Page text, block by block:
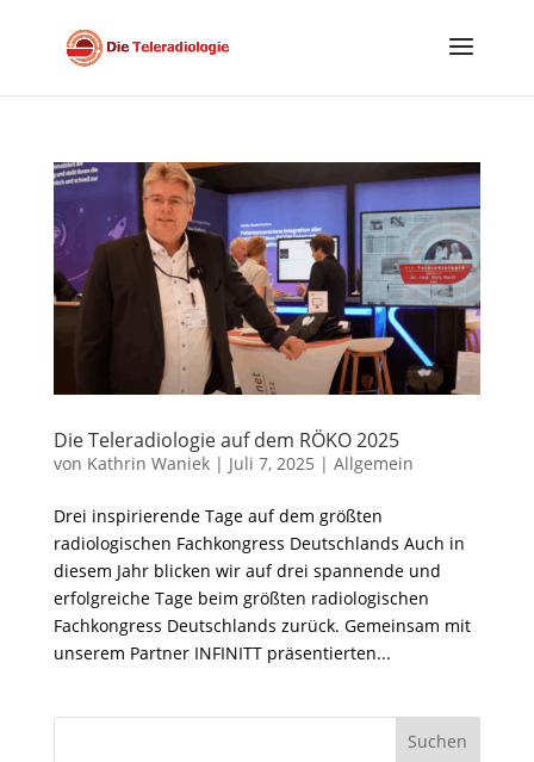
Die Teleradiologie auf dem RÖKO 2025
von Kathrin Waniek| Juli 7, 2025 | Allgemein
Drei inspirierende Tage auf dem größten
radiologischen Fachkongress Deutschlands Auch in
diesem Jahr blicken wir auf drei spannende und
erfolgreiche Tage beim größten radiologischen
Fachkongress Deutschlands zurück. Gemeinsam mit
unserem Partner INFINITT präsentierten...